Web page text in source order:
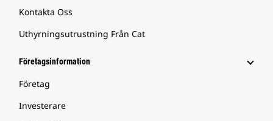
Kontakta Oss
Uthyrningsutrustning Från Cat
Företagsinformation
Företag
Investerare